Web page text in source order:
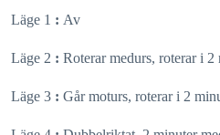
Läge 1 : Av
Läge 2 : Roterar medurs, roterar i
Läge 3 : Går moturs, roterar i 2